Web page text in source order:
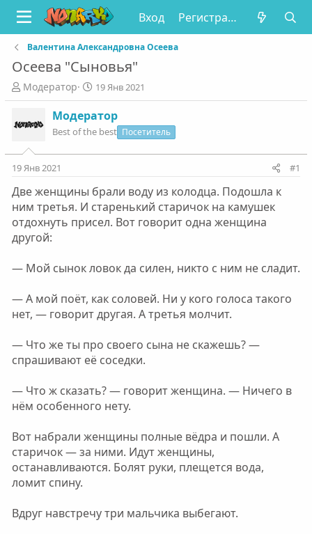
Вход Регистрация
Валентина Александровна Осеева
Осеева "Сыновья"
А
в
о
т
е
ы
Модератор
Д
а
т
а
н
а
л
а
19 Янв 2021
Модератор
Best of the best Посетитель
19 Янв 2021 #1
Две женщины брали воду из колодца. Подошла к
ним третья. И старенький старичок на камушек
отдохнуть присел. Вот говорит одна женщина
другой:
— Мой сынок ловок да силен, никто с ним не сладит.
— А мой поёт, как соловей. Ни у кого голоса такого
нет, — говорит другая. А третья молчит.
— Что же ты про своего сына не скажешь? —
спрашивают её соседки.
— Что ж сказать? — говорит женщина. — Ничего в
нём особенного нету.
Вот набрали женщины полные вёдра и пошли. А
старичок — за ними. Идут женщины,
останавливаются. Болят руки, плещется вода,
ломит спину.
Вдруг навстречу три мальчика выбегают.